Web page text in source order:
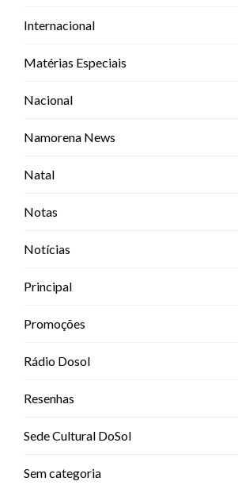
Internacional
Matérias Especiais
Nacional
Namorena News
Natal
Notas
Notícias
Principal
Promoções
Rádio Dosol
Resenhas
Sede Cultural DoSol
Sem categoria